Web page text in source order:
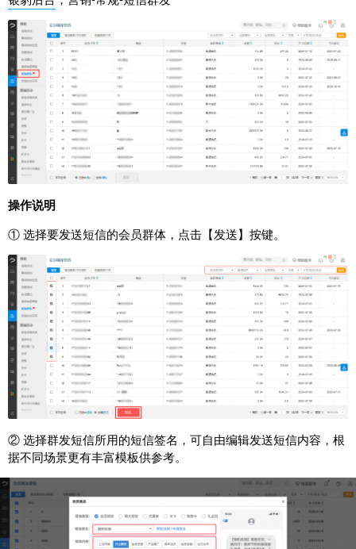
操作说明
① 选择要发送短信的会员群体，点击【发送】按键。
② 选择群发短信所用的短信签名，可自由编辑发送短信内容，根
据不同场景更有丰富模板供参考。